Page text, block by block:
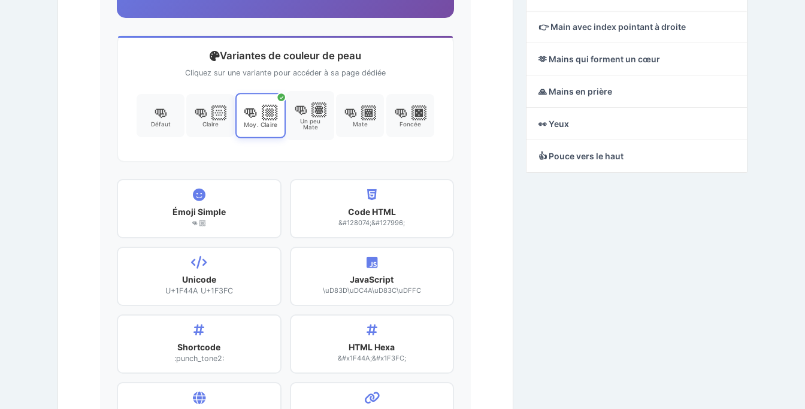
Variantes de couleur de peau
Cliquez sur une variante pour accéder à sa page dédiée
👊
Défaut
👊🏻
Claire
✓
👊🏼
Moy. Claire
👊🏽
Un peu
Mate
👊🏾
Mate
👊🏿
Foncée
Émoji Simple
👊🏼
Code HTML
&#128074;&#127996;
Unicode
U+1F44A U+1F3FC
JavaScript
\uD83D\uDC4A\uD83C\uDFFC
Shortcode
:punch_tone2:
HTML Hexa
&#x1F44A;&#x1F3FC;
👉 Main avec index pointant à droite
🫶 Mains qui forment un cœur
🙏 Mains en prière
👀 Yeux
👍 Pouce vers le haut